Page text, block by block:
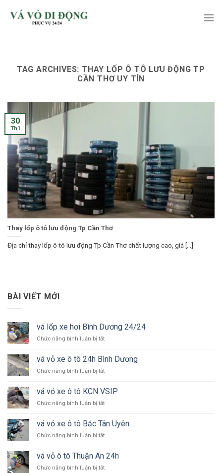
TAG ARCHIVES:THAY LỐP Ô TÔ LƯU ĐỘNG TP
CẦN THƠ UY TÍN
Thay lốp ô tô lưu động Tp Cần Thơ
Địa chỉ thay lốp ô tô lưu động Tp Cần Thơ chất lượng cao, giá [...]
30
Th1
BÀI VIẾT MỚI
vá lốp xe hơi Bình Dương 24/24
Chức năng bình luận bị tắtở
lốp
xe
hơi
Dương
vá vỏ xe ô tô 24h Bình Dương
Chức năng bình luận bị tắtở
vỏ
xe
ô
24h
Dương
vá vỏ xe ô tô KCN VSIP
Chức năng bình luận bị tắtở
vỏ
xe
ô
KCN
vá vỏ xe ô tô Bắc Tân Uyên
Chức năng bình luận bị tắtở
vỏ
xe
ô
vá vỏ ô tô Thuận An 24h
Chức năng bình luận bị tắtở